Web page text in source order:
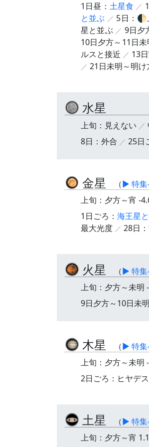
1日昼： 土星食
と並ぶ
5日：🌓
星と並ぶ
9日夕
10日夕方～11日
ルスと接近
13
21日未明～明
水星
上旬：見えない
8日：外合
25日
金星 （▶ 特集
上旬：夕方～宵 -
1日ごろ： 海王星
最大光度
28日
火星 （▶ 特集
上旬：夕方～未明
9日夕方～10日未明
木星 （▶ 特集
上旬：夕方～未明
2日ごろ：ヒヤデ
土星 （▶ 特集
上旬：夕方～宵